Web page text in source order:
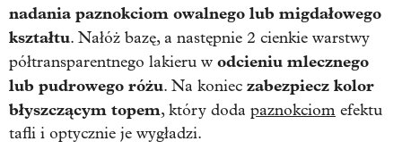
nadania paznokciom owalnego lub migdałowego
kształtu. Nałóż bazę, a następnie 2 cienkie warstwy
półtransparentnego lakieru w odcieniu mlecznego
lub pudrowego różu. Na koniec zabezpiecz kolor
błyszczącym topem, który doda paznokciom efektu
tafli i optycznie je wygładzi.